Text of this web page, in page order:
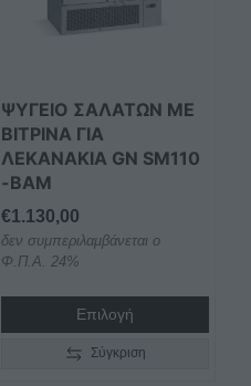
ΨΥΓΕΙΟ ΣΑΛΑΤΩΝ ΜΕ
ΒΙΤΡΙΝΑ ΓΙΑ
ΛΕΚΑΝΑΚΙΑ GN SM110
-BAM
€1.130,00
δεν συμπεριλαμβάνεται ο
Φ.Π.Α. 24%
Επιλογή
Σύγκριση